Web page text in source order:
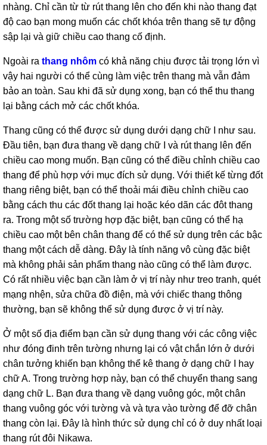
nhàng. Chỉ cần từ từ rút thang lên cho đến khi nào thang đạt
độ cao bạn mong muốn các chốt khóa trên thang sẽ tự động
sập lại và giữ chiều cao thang cố định.
Ngoài ra thang nhôm có khả năng chịu được tải trọng lớn vì
vậy hai người có thể cùng làm việc trên thang mà vẫn đảm
bảo an toàn. Sau khi đã sử dụng xong, bạn có thể thu thang
lại bằng cách mở các chốt khóa.
Thang cũng có thể được sử dụng dưới dạng chữ I như sau.
Đầu tiên, bạn đưa thang về dạng chữ I và rút thang lên đến
chiều cao mong muốn. Bạn cũng có thể điều chỉnh chiều cao
thang để phù hợp với mục đích sử dụng. Với thiết kế từng đốt
thang riêng biệt, bạn có thể thoải mái điều chỉnh chiều cao
bằng cách thu các đốt thang lại hoặc kéo dãn các đôt thang
ra. Trong một số trường hợp đặc biệt, bạn cũng có thể hạ
chiều cao một bên chân thang để có thể sử dụng trên các bậc
thang một cách dễ dàng. Đây là tính năng vô cùng đặc biệt
mà không phải sản phẩm thang nào cũng có thể làm được.
Có rất nhiều việc bạn cần làm ở vị trí này như treo tranh, quét
mạng nhện, sửa chữa đồ điện, mà với chiếc thang thông
thường, bạn sẽ không thể sử dụng được ở vị trí này.
Ở một số địa điểm bạn cần sử dụng thang với các công việc
như đóng đinh trên tường nhưng lại có vật chắn lớn ở dưới
chân tưởng khiến bạn không thể kê thang ở dạng chữ I hay
chữ A. Trong trường hợp này, bạn có thể chuyển thang sang
dạng chữ L. Bạn đưa thang về dạng vuông góc, một chân
thang vuông góc với tường và và tựa vào tường để đỡ chân
thang còn lại. Đây là hình thức sử dụng chỉ có ở duy nhất loại
thang rút đôi Nikawa.